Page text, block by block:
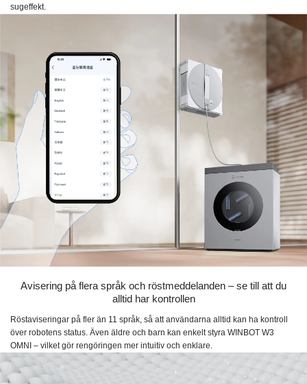
sugeffekt.
Avisering på flera språk och röstmeddelanden – se till att du
alltid har kontrollen
Röstaviseringar på fler än 11 språk, så att användarna alltid kan ha kontroll
över robotens status. Även äldre och barn kan enkelt styra WINBOT W3
OMNI – vilket gör rengöringen mer intuitiv och enklare.